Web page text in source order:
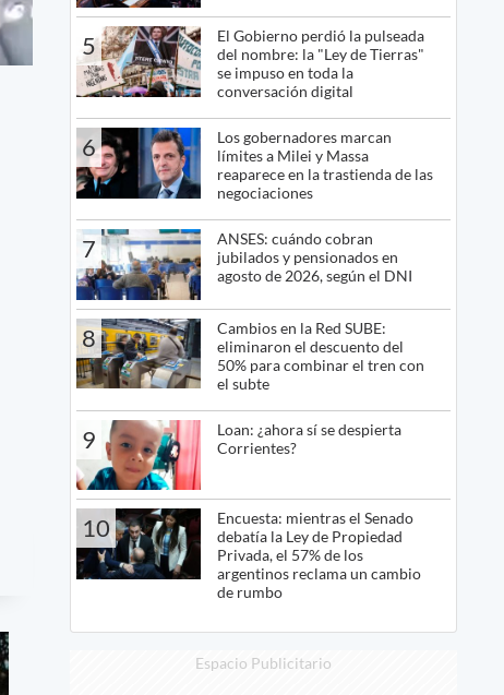
5
El Gobierno perdió la pulseada
del nombre: la "Ley de Tierras"
se impuso en toda la
conversación digital
6
Los gobernadores marcan
límites a Milei y Massa
reaparece en la trastienda de las
negociaciones
7
ANSES: cuándo cobran
jubilados y pensionados en
agosto de 2026, según el DNI
8
Cambios en la Red SUBE:
eliminaron el descuento del
50% para combinar el tren con
el subte
9
Loan: ¿ahora sí se despierta
Corrientes?
10
Encuesta: mientras el Senado
debatía la Ley de Propiedad
Privada, el 57% de los
argentinos reclama un cambio
de rumbo
Espacio Publicitario